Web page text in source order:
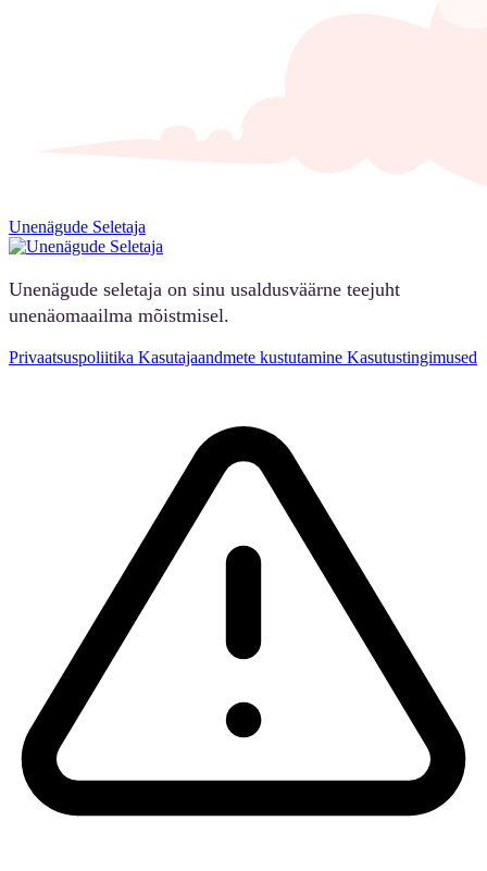
Unenägude Seletaja
Unenägude seletaja on sinu usaldusväärne teejuht
unenäomaailma mõistmisel.
Privaatsuspoliitika Kasutajaandmete kustutamine Kasutustingimused